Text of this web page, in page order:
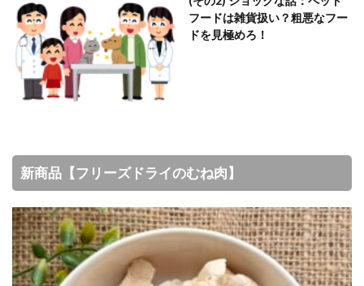
フードは雑貨扱い？粗悪なフー
ドを見極めろ！
新商品【フリーズドライのむね肉】